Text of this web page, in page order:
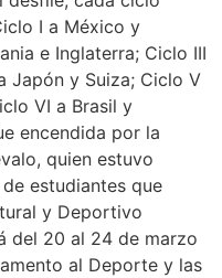
I a México y
e Inglaterra; Ciclo III
Japón y Suiza; Ciclo V
VI a Brasil y
encendida por la
quien estuvo
estudiantes que
y Deportivo
del 20 al 24 de marzo
al Deporte y las